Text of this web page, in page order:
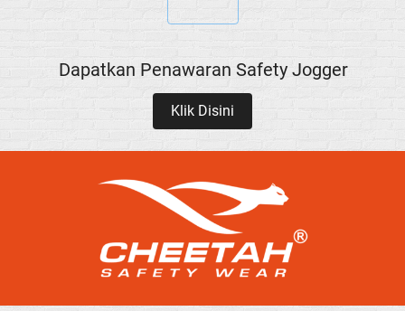
Dapatkan Penawaran Safety Jogger
`Klik Disini